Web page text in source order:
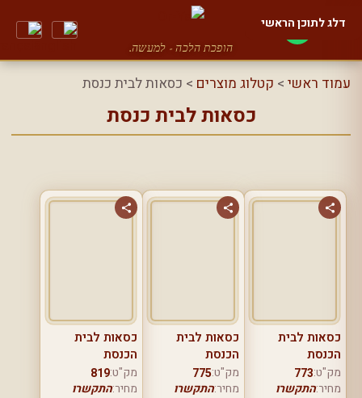
דלג לתוכן הראשי
הופכת הלכה - למעשה.
עמוד ראשי > קטלוג מוצרים > כסאות לבית כנסת
כסאות לבית כנסת
כסאות לבית
הכנסת
מק"ט:773
מחיר:התקשרו
כסאות לבית
הכנסת
מק"ט:775
מחיר:התקשרו
כסאות לבית
הכנסת
מק"ט:819
מחיר:התקשרו